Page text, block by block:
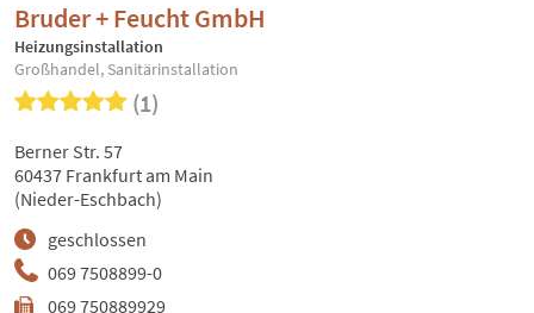
Bruder + Feucht GmbH
Heizungsinstallation
Großhandel, Sanitärinstallation
(1)
069 7508899-0
069 750889929
geschlossen
Berner Str. 57
60437 Frankfurt am Main
(Nieder-Eschbach)